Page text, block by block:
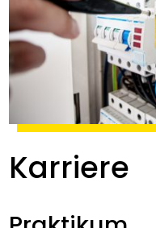
Karriere